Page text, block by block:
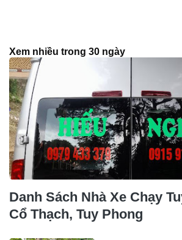
Xem nhiều trong 30 ngày
Danh Sách Nhà Xe Chạy
Cổ Thạch, Tuy Phong